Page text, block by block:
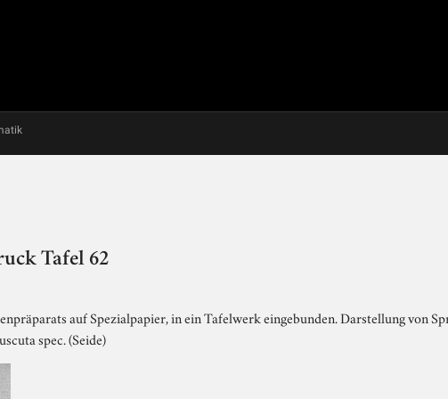
Tafel 62
auf Spezialpapier, in ein Tafelwerk eingebunden. Darstellung von
spec. (Seide)